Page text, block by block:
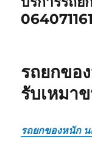
รถยกขอ
รับเหมา
รถยกของหนัก